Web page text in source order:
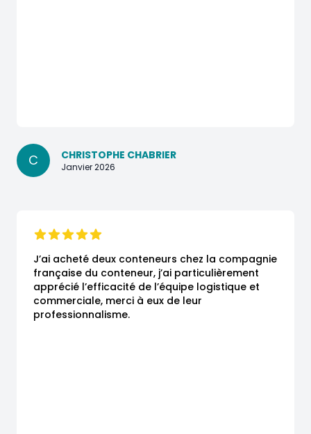
C CHRISTOPHE CHABRIER
Janvier 2026
J’ai acheté deux conteneurs chez la compagnie
française du conteneur, j’ai particulièrement
apprécié l’efficacité de l’équipe logistique et
commerciale, merci à eux de leur
professionnalisme.